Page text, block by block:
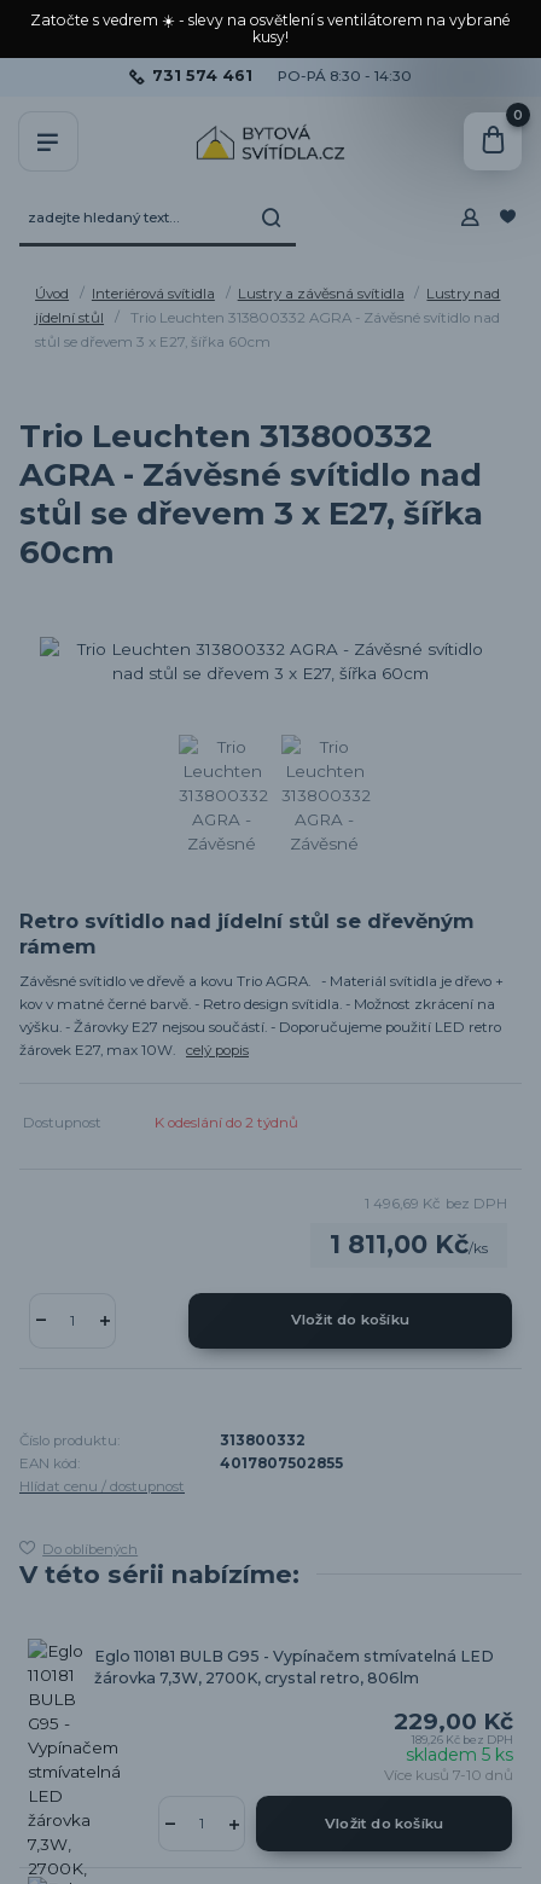
Zatočte s vedrem ☀️ - slevy na osvětlení s ventilátorem na vybrané
kusy!
731 574 461 PO-PÁ 8:30 - 14:30
0
Úvod Interiérová svítidla Lustry a závěsná svítidla
Lustry nad
jídelní stůl
Trio Leuchten 313800332 AGRA - Závěsné svítidlo nad
stůl se dřevem 3 x E27, šířka 60cm
Trio Leuchten 313800332
AGRA - Závěsné svítidlo nad
stůl se dřevem 3 x E27, šířka
60cm
Retro svítidlo nad jídelní stůl se dřevěným
rámem
Závěsné svítidlo ve dřevě a kovu Trio AGRA. - Materiál svítidla je dřevo +
kov v matné černé barvě. - Retro design svítidla. - Možnost zkrácení na
výšku. - Žárovky E27 nejsou součástí. - Doporučujeme použití LED retro
žárovek E27, max 10W. celý popis
Dostupnost K odeslání do 2 týdnů
1 811,00 Kč/ks
1 496,69 Kč bez DPH
Vložit do košíku
Číslo produktu:
313800332
EAN kód:
4017807502855
Hlídat cenu / dostupnost
Do oblíbených
V této sérii nabízíme:
Eglo 110181 BULB G95 - Vypínačem stmívatelná LED
žárovka 7,3W, 2700K, crystal retro, 806lm
229,00 Kč
189,26 Kč bez DPH
skladem 5 ks
Více kusů 7-10 dnů
Vložit do košíku